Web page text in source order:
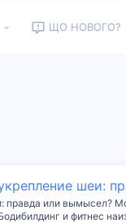
ЩО НОВОГО?
шеи:
правда или
и фитнес